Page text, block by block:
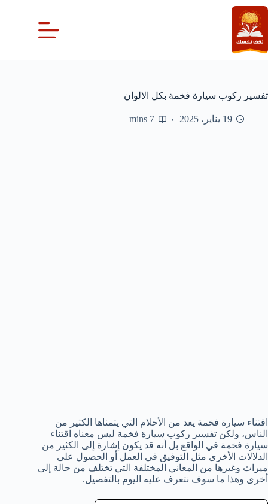
التجاوز
إلى
المحتوى
تفسير ركوب سيارة فخمة بكل الالوان
19 يناير، 2025 7 mins
اقتناء سيارة فخمة يعد من الأحلام التي يتمناها الكثير من
الناس، ولكن تفسير ركوب سيارة فخمة ليس معناه اقتناء
سيارة فخمة في الواقع بل أنه قد يكون إشارة إلى الكثير من
الدلالات الأخرى مثل التوفيق في العمل أو الحصول على
ميراث وغيرها من المعاني المختلفة التي تختلف من حالة إلى
أخرى وهذا ما سوف نتعرف عليه اليوم بالتفصيل.